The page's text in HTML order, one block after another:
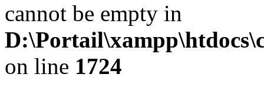
cannot be empty in
on line 1724